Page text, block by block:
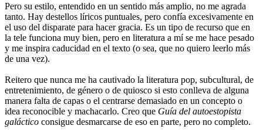
Pero su estilo, entendido en un sentido más amplio, no me agrada
tanto. Hay destellos líricos puntuales, pero confía excesivamente en
el uso del disparate para hacer gracia. Es un tipo de recurso que en
la tele funciona muy bien, pero en literatura a mí se me hace pesado
y me inspira caducidad en el texto (o sea, que no quiero leerlo más
de una vez).
Reitero que nunca me ha cautivado la literatura pop, subcultural, de
entretenimiento, de género o de quiosco si esto conlleva de alguna
manera falta de capas o el centrarse demasiado en un concepto o
idea reconocible y machacarlo. Creo que Guía del autoestopista
galáctico consigue desmarcarse de eso en parte, pero no completo.